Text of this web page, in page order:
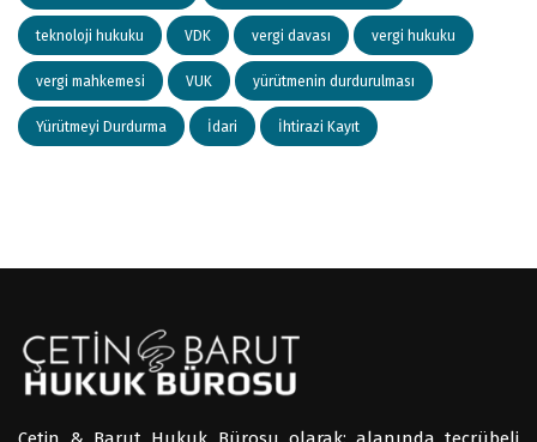
teknoloji hukuku VDK vergi davası vergi hukuku
vergi mahkemesi VUK yürütmenin durdurulması
Yürütmeyi Durdurma İdari İhtirazi Kayıt